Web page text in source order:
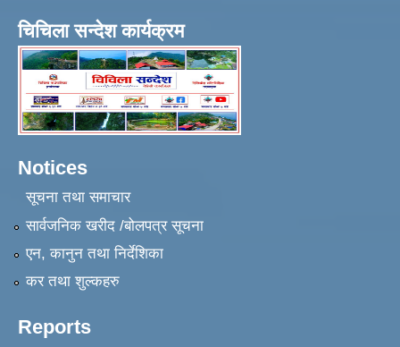
चिचिला सन्देश कार्यक्रम
Notices
सूचना तथा समाचार
सार्वजनिक खरीद /बोलपत्र सूचना
एन, कानुन तथा निर्देशिका
कर तथा शुल्कहरु
Reports